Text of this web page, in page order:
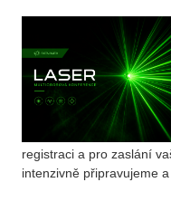
registraci a pro zaslání
intenzivně připravujeme